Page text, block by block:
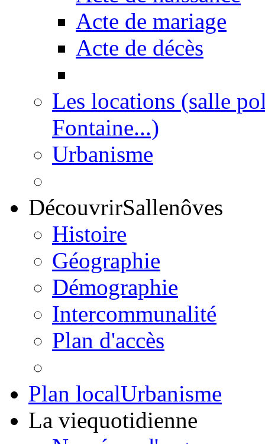
Acte de mariage
Acte de décès
Les locations (salle
Fontaine...)
Urbanisme
DécouvrirSallenôves
Histoire
Géographie
Démographie
Intercommunalité
Plan d'accès
Plan localUrbanisme
La viequotidienne